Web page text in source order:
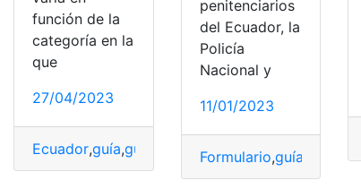
función de la
categoría en la
que
27/04/2023
Ecuador,guía,guía penitenciario guías
penitenciarios
del Ecuador, la
Policía
Nacional y
11/01/2023
Formulario,guía